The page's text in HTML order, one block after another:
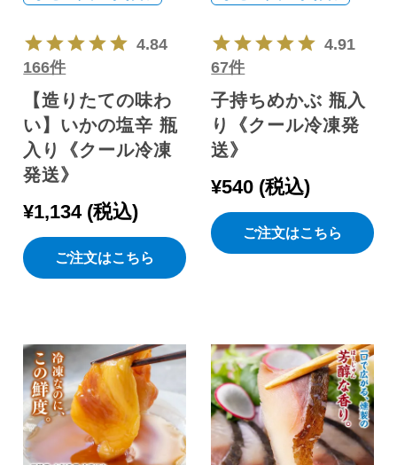
4.84
166件
【造りたての味わ
い】いかの塩辛 瓶
入り《クール冷凍
発送》
¥1,134 税込
ご注文はこちら
4.91
67件
子持ちめかぶ 瓶入
り《クール冷凍発
送》
¥540 税込
ご注文はこちら